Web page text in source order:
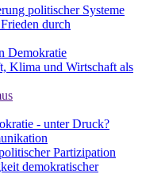
politischer Systeme
durch
Demokratie
Klima und Wirtschaft als
- unter Druck?
Partizipation
demokratischer